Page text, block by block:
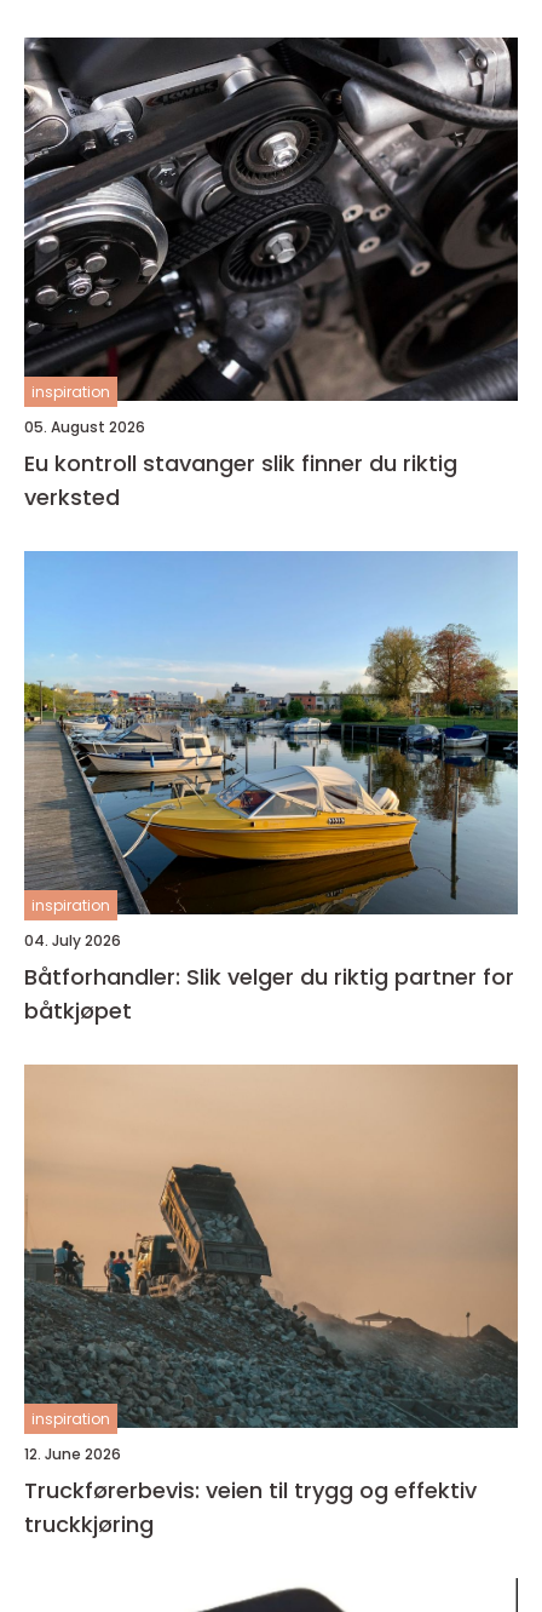
inspiration
05. August 2026
Eu kontroll stavanger slik finner du riktig
verksted
inspiration
04. July 2026
Båtforhandler: Slik velger du riktig partner for
båtkjøpet
inspiration
12. June 2026
Truckførerbevis: veien til trygg og effektiv
truckkjøring